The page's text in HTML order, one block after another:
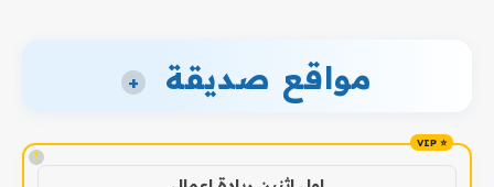
مواقع صديقة +
!